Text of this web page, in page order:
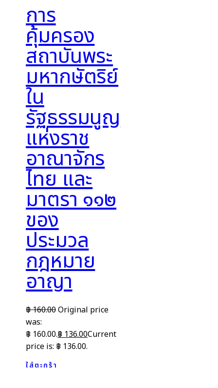
การ
คุ้มครอง
สถาบันพระ
มหากษัตริย์
ใน
รัฐธรรมนูญ
แห่งราช
อาณาจักร
ไทย และ
มาตรา ๑๑๒
ของ
ประมวล
กฎหมาย
อาญา
฿160.00Original price
was:
฿ 160.00.฿ 136.00Current
price is: ฿ 136.00.
ใส่ตะกร้า